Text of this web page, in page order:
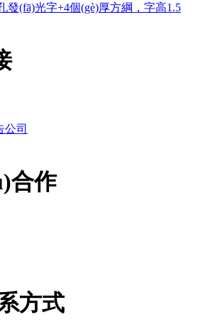
(fā)光字+4個(gè)厚方綱，字高1.5
公司
合作
方式